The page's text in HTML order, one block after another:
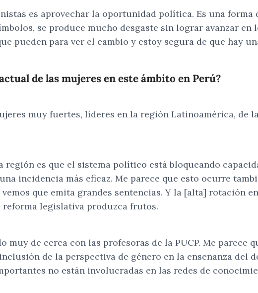
es aprovechar la oportunidad política. Es una
se produce mucho desgaste sin lograr avanzar
pueden para ver el cambio y estoy segura de que hay
de las mujeres en este ámbito en Perú?
muy fuertes, líderes en la región Latinoamérica, de
región es que el sistema político está bloqueando
incidencia más eficaz. Me parece que esto ocurre
que emita grandes sentencias. Y la [alta] rotación
legislativa produzca frutos.
muy de cerca con las profesoras de la PUCP. Me
de la perspectiva de género en la enseñanza del
no están involucradas en las redes de